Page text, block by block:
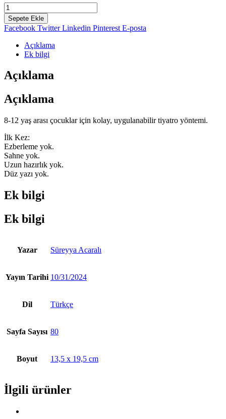
fiyat:
₺84,00.
Bahçe
-
Süreyya
Acaralı
adet
Sepete Ekle
Facebook Twitter Linkedin Pinterest E-posta
Açıklama
Ek bilgi
Açıklama
Açıklama
8-12 yaş arası çocuklar için kolay, uygulanabilir tiyatro yöntemi.
İlk Kez:
Ezberleme yok.
Sahne yok.
Uzun hazırlık yok.
Düz yazı yok.
Ek bilgi
Ek bilgi
Yazar Süreyya Acaralı
Yayın Tarihi 10/31/2024
Dil Türkçe
Sayfa Sayısı 80
Boyut 13,5 x 19,5 cm
İlgili ürünler